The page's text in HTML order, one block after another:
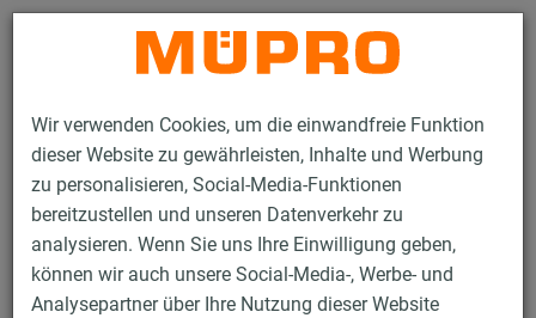
Wir verwenden Cookies, um die einwandfreie Funktion
dieser Website zu gewährleisten, Inhalte und Werbung
zu personalisieren, Social-Media-Funktionen
bereitzustellen und unseren Datenverkehr zu
analysieren. Wenn Sie uns Ihre Einwilligung geben,
können wir auch unsere Social-Media-, Werbe- und
Analysepartner über Ihre Nutzung dieser Website
Kontakt
Produkte Befestigungstechnik
Installationsschienen
MPC-Halteklammern